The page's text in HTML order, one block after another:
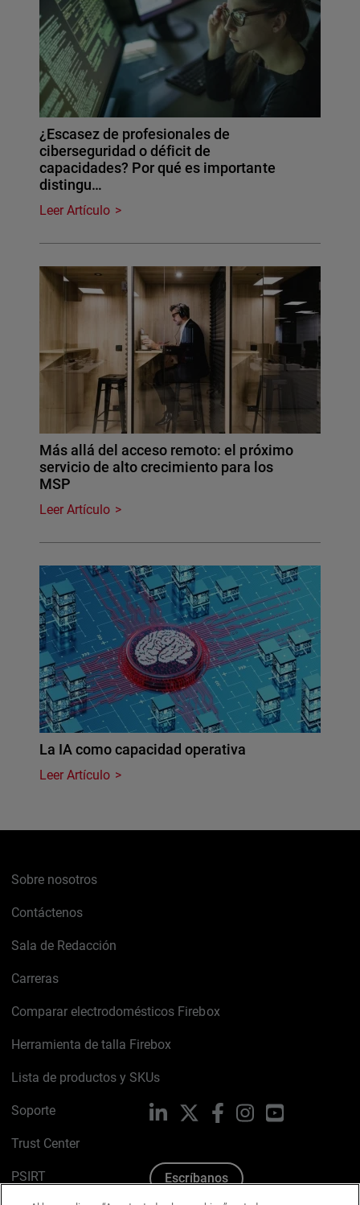
¿Escasez de profesionales de
ciberseguridad o déficit de
capacidades? Por qué es importante
distingu…
Leer Artículo
Más allá del acceso remoto: el próximo
servicio de alto crecimiento para los
MSP
Leer Artículo
La IA como capacidad operativa
Leer Artículo
Sobre nosotros
Contáctenos
Sala de Redacción
Carreras
Comparar electrodomésticos Firebox
Herramienta de talla Firebox
Lista de productos y SKUs
Soporte
Trust Center
PSIRT
LinkedIn FacebookInstagramYouTube
Escríbanos